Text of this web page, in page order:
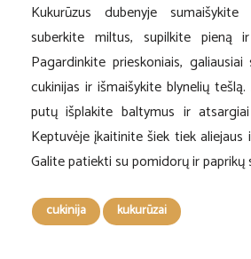
Kukurūzus dubenyje
suberkite miltus, supilkite pieną
Pagardinkite prieskoniais,
cukinijas ir išmaišykite blynelių
putų išplakite baltymus ir
Keptuvėje įkaitinite šiek tiek aliejaus
Galite patiekti su pomidorų ir paprikų
cukinija kukurūzai